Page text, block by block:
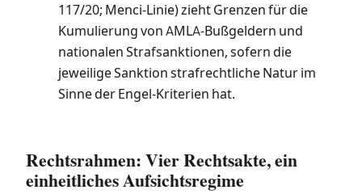
117/20; Menci-Linie) zieht Grenzen für die
Kumulierung von AMLA-Bußgeldern und
nationalen Strafsanktionen, sofern die
jeweilige Sanktion strafrechtliche Natur im
Sinne der Engel-Kriterien hat.
Rechtsrahmen: Vier Rechtsakte, ein
einheitliches Aufsichtsregime